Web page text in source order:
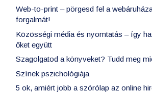
Web-to-print – pörgesd fel a
forgalmát!
Közösségi média és nyomtatás – így
őket együtt
Szagolgatod a könyveket? Tudd meg
Színek pszichológiája
5 ok, amiért jobb a szórólap az online